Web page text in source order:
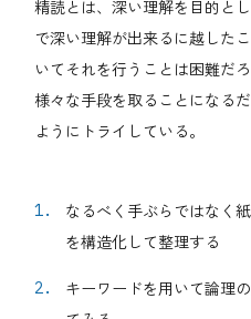
精読とは、深い理解を目的と
で深い理解が出来るに越した
いてそれを行うことは困難だ
様々な手段を取ることになる
ようにトライしている。
なるべく手ぶらではなく
を構造化して整理する
キーワードを用いて論理